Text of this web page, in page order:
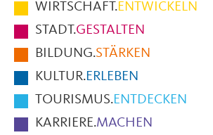
Fußbereich
der
Seite
WIRTSCHAFT.ENTWICKELN
STADT.GESTALTEN
BILDUNG.STÄRKEN
KULTUR.ERLEBEN
TOURISMUS.ENTDECKEN
KARRIERE.MACHEN